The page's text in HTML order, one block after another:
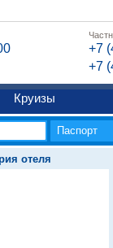
+7
+7
Круизы
Паспорт
отеля